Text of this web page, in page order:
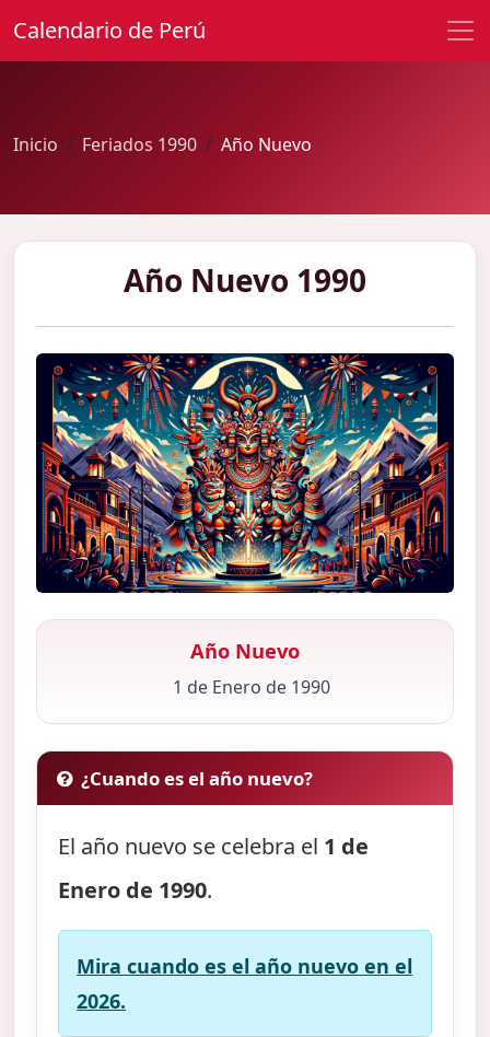
Calendario de Perú
Inicio Feriados 1990 Año Nuevo
Año Nuevo 1990
Año Nuevo
1 de Enero de 1990
¿Cuando es el año nuevo?
El año nuevo se celebra el 1 de
Enero de 1990.
Mira cuando es el año nuevo en el
2026.